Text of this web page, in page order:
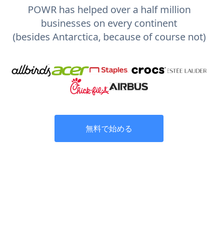
POWR has helped over a half million
businesses on every continent
(besides Antarctica, because of course not)
無料で始める